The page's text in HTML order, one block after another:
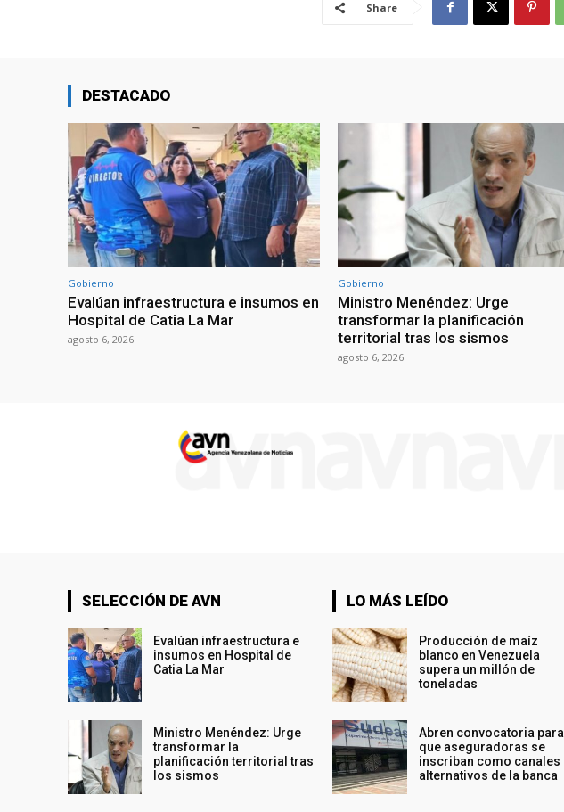
Share
DESTACADO
Gobierno
Evalúan infraestructura e insumos en
Hospital de Catia La Mar
agosto 6, 2026
Gobierno
Ministro Menéndez: Urge
transformar la planificación
territorial tras los sismos
agosto 6, 2026
SELECCIÓN DE AVN
Evalúan infraestructura e
insumos en Hospital de
Catia La Mar
Ministro Menéndez: Urge
transformar la
planificación territorial tras
los sismos
LO MÁS LEÍDO
Producción de maíz
blanco en Venezuela
supera un millón de
toneladas
Abren convocatoria para
que aseguradoras se
inscriban como canales
alternativos de la banca